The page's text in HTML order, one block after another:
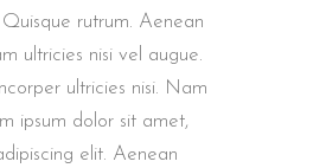
rutrum. Aenean
ultricies nisi vel augue.
ultricies nisi. Nam
ipsum dolor sit amet,
elit. Aenean